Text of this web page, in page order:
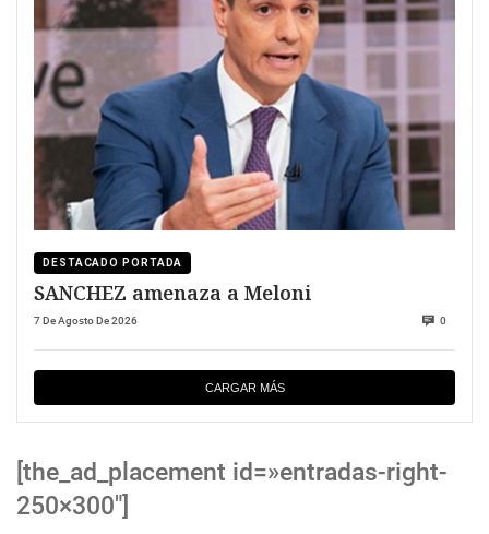
DESTACADO PORTADA
SANCHEZ amenaza a Meloni
7 De Agosto De 2026 0
CARGAR MÁS
[the_ad_placement id=»entradas-right-
250×300″]